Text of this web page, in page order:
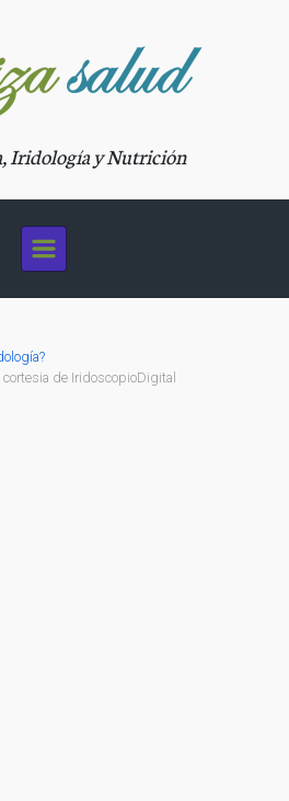
Iridología y Nutrición
de IridoscopioDigital